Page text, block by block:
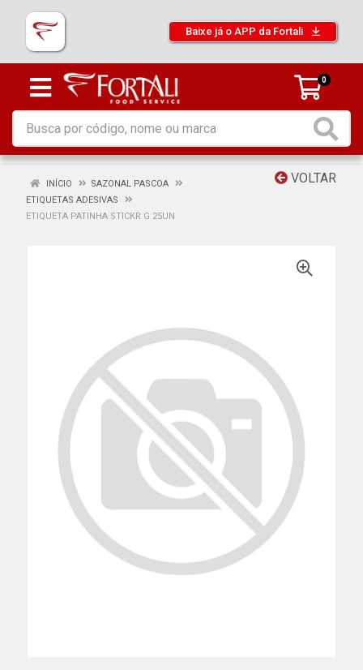
Baixe já o APP da Fortali
0
VOLTAR
INÍCIO
SAZONAL PASCOA
ETIQUETAS ADESIVAS
ETIQUETA PATINHA STICKR G 25UN